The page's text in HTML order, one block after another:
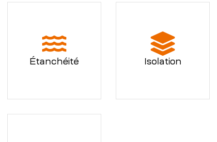
Étanchéité Isolation